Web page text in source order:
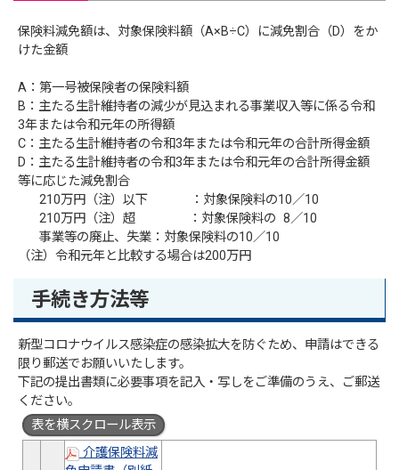
保険料減免額は、対象保険料額（A×B÷C）に減免割合（D）をか
けた金額
A：第一号被保険者の保険料額
B：主たる生計維持者の減少が見込まれる事業収入等に係る令和
3年または令和元年の所得額
C：主たる生計維持者の令和3年または令和元年の合計所得金額
D：主たる生計維持者の令和3年または令和元年の合計所得金額
等に応じた減免割合
210万円（注）以下 ：対象保険料の10／10
210万円（注）超 ：対象保険料の 8／10
事業等の廃止、失業：対象保険料の10／10
（注）令和元年と比較する場合は200万円
手続き方法等
新型コロナウイルス感染症の感染拡大を防ぐため、申請はできる
限り郵送でお願いいたします。
下記の提出書類に必要事項を記入・写しをご準備のうえ、ご郵送
ください。
表を横スクロール表示
介護保険料減